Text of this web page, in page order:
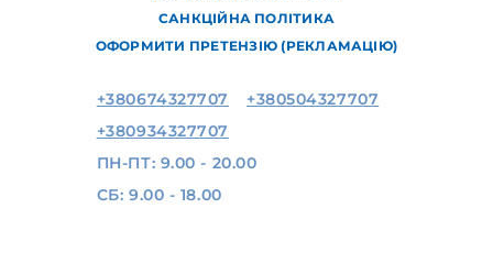
САНКЦІЙНА ПОЛІТИКА
ОФОРМИТИ ПРЕТЕНЗІЮ (РЕКЛАМАЦІЮ)
+380674327707
+380504327707
+380934327707
ПН-ПТ: 9.00 - 20.00
СБ: 9.00 - 18.00